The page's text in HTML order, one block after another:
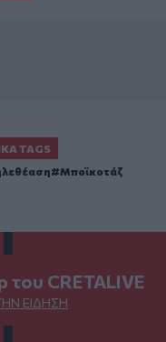
TAGS
Μποϊκοτάζ
του CRETALIVE
ΕΊΔΗΣΗ